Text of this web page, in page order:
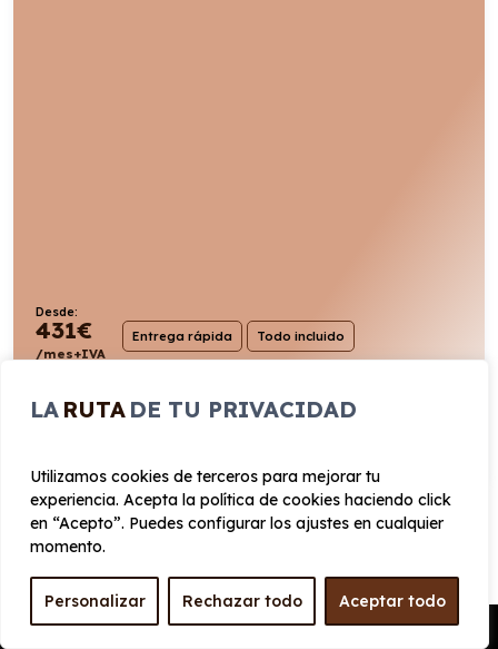
LA RUTA DE TU PRIVACIDAD
Utilizamos cookies de terceros para mejorar tu
experiencia. Acepta la política de cookies haciendo click
en “Acepto”. Puedes configurar los ajustes en cualquier
momento.
Personalizar Rechazar todo Aceptar todo
Desde:
431€
/mes+IVA
Entrega rápida Todo incluido
Ventajas de un renting de
Furgoneta pequeña en
Pedir Presupuesto